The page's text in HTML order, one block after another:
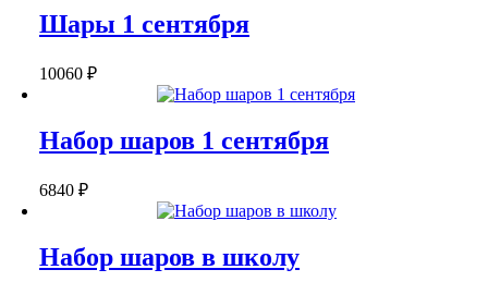
Шары 1 сентября
10060 ₽
Набор шаров 1 сентября
6840 ₽
Набор шаров в школу